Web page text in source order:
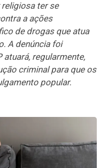
ter se
a ações
de drogas que atua
A denúncia foi
regularmente,
criminal para que os
popular.